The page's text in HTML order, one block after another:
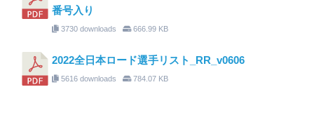
番号入り
3730 downloads 666.99 KB
2022全日本ロード選手リスト_RR_v0606
5616 downloads 784.07 KB